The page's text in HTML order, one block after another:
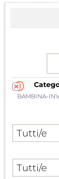
BAMBINA-